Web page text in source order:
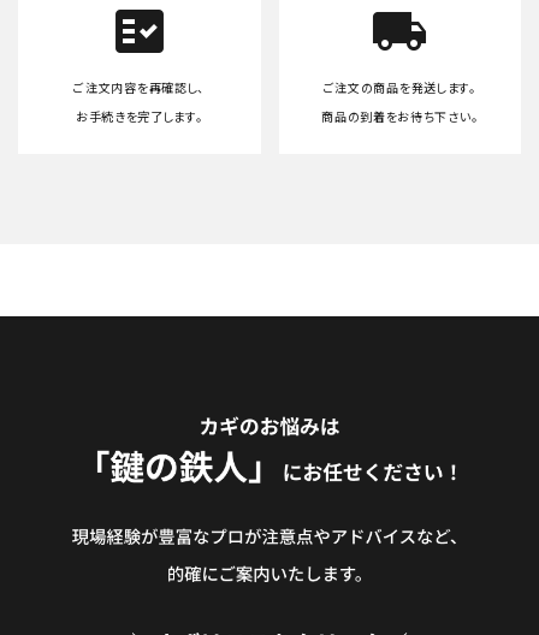
fact_check
ご注文内容を再確認し、
お手続きを完了します。
local_shipping
ご注文の商品を発送します。
商品の到着をお待ち下さい。